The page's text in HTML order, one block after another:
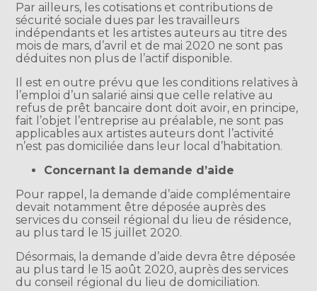
Par ailleurs, les cotisations et contributions de
sécurité sociale dues par les travailleurs
indépendants et les artistes auteurs au titre des
mois de mars, d’avril et de mai 2020 ne sont pas
déduites non plus de l’actif disponible.
Il est en outre prévu que les conditions relatives à
l’emploi d’un salarié ainsi que celle relative au
refus de prêt bancaire dont doit avoir, en principe,
fait l’objet l’entreprise au préalable, ne sont pas
applicables aux artistes auteurs dont l’activité
n’est pas domiciliée dans leur local d’habitation.
Concernant la demande d’aide
Pour rappel, la demande d’aide complémentaire
devait notamment être déposée auprès des
services du conseil régional du lieu de résidence,
au plus tard le 15 juillet 2020.
Désormais, la demande d’aide devra être déposée
au plus tard le 15 août 2020, auprès des services
du conseil régional du lieu de domiciliation.